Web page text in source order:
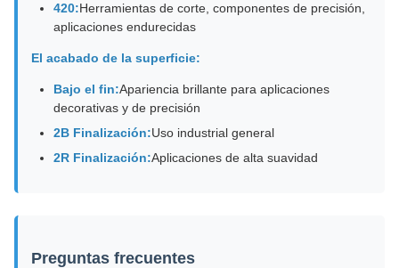
420:Herramientas de corte, componentes de precisión,
aplicaciones endurecidas
El acabado de la superficie:
Bajo el fin:Apariencia brillante para aplicaciones
decorativas y de precisión
2B Finalización:Uso industrial general
2R Finalización:Aplicaciones de alta suavidad
Preguntas frecuentes